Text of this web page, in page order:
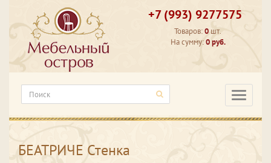
+7 (993) 9277575
Товаров:0 шт.
На сумму:0 руб.
БЕАТРИЧЕ Стенка